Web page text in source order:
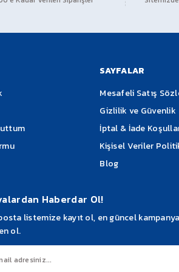
kalitesiz, bozuk veya görüntülenemiyor.
benzer farklı alternatifler olmalı.SAYFALAR
Mesafeli Satış
Gizlilik ve Güvenlik
İptal & İade
Kişisel Veriler
Blog
Haberdar Ol!
listemize kayıt ol, en güncel
ol.